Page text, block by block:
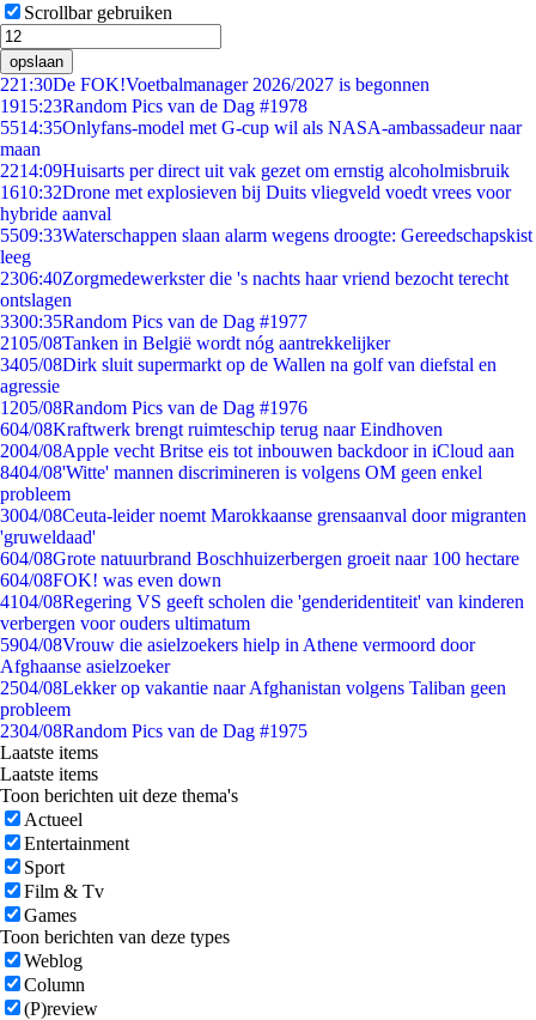
Scrollbar gebruiken
opslaan
221:30De FOK!Voetbalmanager 2026/2027 is begonnen
1915:23Random Pics van de Dag #1978
5514:35Onlyfans-model met G-cup wil als NASA-ambassadeur naar
maan
2214:09Huisarts per direct uit vak gezet om ernstig alcoholmisbruik
1610:32Drone met explosieven bij Duits vliegveld voedt vrees voor
hybride aanval
5509:33Waterschappen slaan alarm wegens droogte: Gereedschapskist
leeg
2306:40Zorgmedewerkster die 's nachts haar vriend bezocht terecht
ontslagen
3300:35Random Pics van de Dag #1977
2105/08Tanken in België wordt nóg aantrekkelijker
3405/08Dirk sluit supermarkt op de Wallen na golf van diefstal en
agressie
1205/08Random Pics van de Dag #1976
604/08Kraftwerk brengt ruimteschip terug naar Eindhoven
2004/08Apple vecht Britse eis tot inbouwen backdoor in iCloud aan
8404/08'Witte' mannen discrimineren is volgens OM geen enkel
probleem
3004/08Ceuta-leider noemt Marokkaanse grensaanval door migranten
'gruweldaad'
604/08Grote natuurbrand Boschhuizerbergen groeit naar 100 hectare
604/08FOK! was even down
4104/08Regering VS geeft scholen die 'genderidentiteit' van kinderen
verbergen voor ouders ultimatum
5904/08Vrouw die asielzoekers hielp in Athene vermoord door
Afghaanse asielzoeker
2504/08Lekker op vakantie naar Afghanistan volgens Taliban geen
probleem
2304/08Random Pics van de Dag #1975
Laatste items
Laatste items
Toon berichten uit deze thema's
Actueel
Entertainment
Sport
Film & Tv
Games
Toon berichten van deze types
Weblog
Column
(P)review